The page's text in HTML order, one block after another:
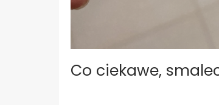
Co ciekawe,